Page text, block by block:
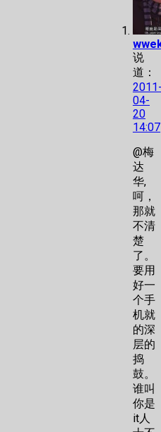
说
道：
04-
20
14:07
@梅
达
华,
呵，
那就
不清
楚
了。
要用
好一
个手
机就
的深
层的
捣
鼓。
谁叫
你是
it人